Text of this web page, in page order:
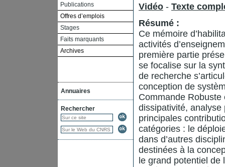
Publications
Offres d’emplois
Stages
Faits marquants
Archives
Annuaires
Rechercher
Vidéo - Texte
Résumé :
Ce mémoire
activités
première partie
se focalise sur la
de recherche
conception de
Commande
dissipativité,
principales
catégories : le
dans d’autres
destinées à la
le grand potentiel de